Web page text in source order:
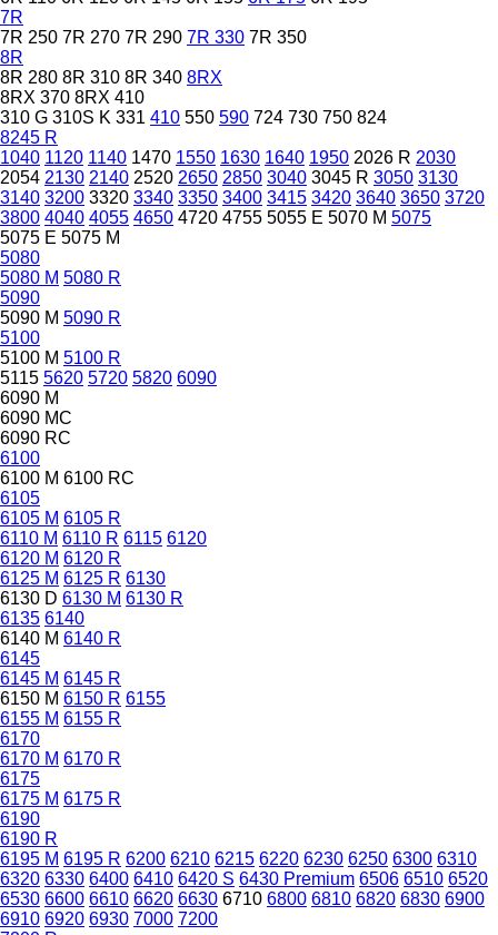
7R
7R 250 7R 270 7R 290 7R 330 7R 350
8R
8R 280 8R 310 8R 340 8RX
8RX 370 8RX 410
310 G 310S K 331 410 550 590 724 730 750 824
8245 R
1040 1120 1140 1470 1550 1630 1640 1950 2026 R 2030
2054 2130 2140 2520 2650 2850 3040 3045 R 3050 3130
3140 3200 3320 3340 3350 3400 3415 3420 3640 3650 3720
3800 4040 4055 4650 4720 4755 5055 E 5070 M 5075
5075 E 5075 M
5080
5080 M 5080 R
5090
5090 M 5090 R
5100
5100 M 5100 R
5115 5620 5720 5820 6090
6090 M
6090 MC
6090 RC
6100
6100 M 6100 RC
6105
6105 M 6105 R
6110 M 6110 R 6115 6120
6120 M 6120 R
6125 M 6125 R 6130
6130 D 6130 M 6130 R
6135 6140
6140 M 6140 R
6145
6145 M 6145 R
6150 M 6150 R 6155
6155 M 6155 R
6170
6170 M 6170 R
6175
6175 M 6175 R
6190
6190 R
6195 M 6195 R 6200 6210 6215 6220 6230 6250 6300 6310
6320 6330 6400 6410 6420 S 6430 Premium 6506 6510 6520
6530 6600 6610 6620 6630 6710 6800 6810 6820 6830 6900
6910 6920 6930 7000 7200